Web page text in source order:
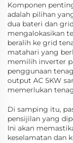
Komponen
adalah pilihan
dua bateri dan
mengalokasikan
beralih ke grid
matahari yang
memilih inverter
penggunaan
output AC 5KW
memerlukan
Di samping itu,
pensijilan yang
Ini akan
keselamatan dan